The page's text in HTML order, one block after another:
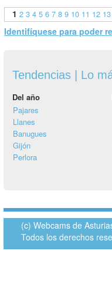
1 2 3 4 5 6 7 8 9 10 11 12 13
Identifíquese para poder
Tendencias | Lo
Del año
Pajares
Llanes
Banugues
Gijón
Perlora
(c) Webcams de
Todos los derechos